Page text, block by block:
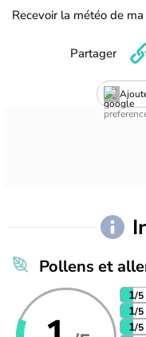
Recevoir la météo de
Partager
Pollens et
1/5
1/5
1/5